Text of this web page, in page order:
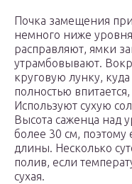
Почка замещения
немного ниже
расправляют, ямки
утрамбовывают.
круговую лунку,
полностью
Используют сухую
Высота саженца над
более 30 см,
длины. Несколько
полив, если
сухая.